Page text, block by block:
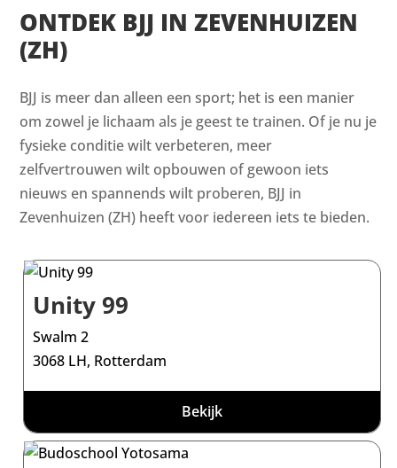
ONTDEK BJJ IN ZEVENHUIZEN
(ZH)
BJJ is meer dan alleen een sport; het is een manier
om zowel je lichaam als je geest te trainen. Of je nu je
fysieke conditie wilt verbeteren, meer
zelfvertrouwen wilt opbouwen of gewoon iets
nieuws en spannends wilt proberen, BJJ in
Zevenhuizen (ZH) heeft voor iedereen iets te bieden.
Unity 99
Swalm 2
3068 LH, Rotterdam
Bekijk